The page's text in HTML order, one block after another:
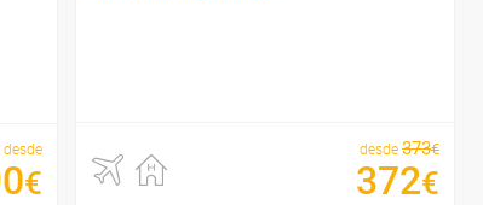
desde
€
desde 373€
372€